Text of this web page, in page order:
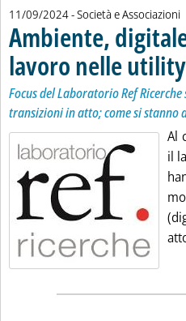
11/09/2024- Società e Associazioni
Ambiente,
lavoro nelle utility
Focus del Laboratorio Ref
transizioni in atto; come si stanno
Al
il